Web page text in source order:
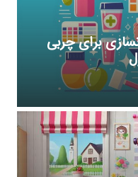
برای چربی